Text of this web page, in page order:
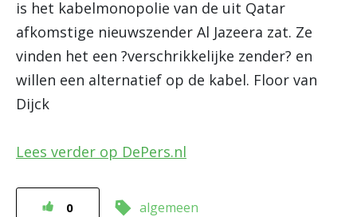
is het kabelmonopolie van de uit Qatar
afkomstige nieuwszender Al Jazeera zat. Ze
vinden het een ?verschrikkelijke zender? en
willen een alternatief op de kabel. Floor van
Dijck
Lees verder op DePers.nl
0 algemeen